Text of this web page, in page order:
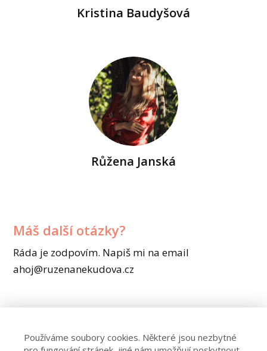
Kristina Baudyšová
Růžena Janská
Máš další otázky?
Ráda je zodpovím. Napiš mi na email
ahoj@ruzenanekudova.cz
Používáme soubory cookies. Některé jsou nezbytné